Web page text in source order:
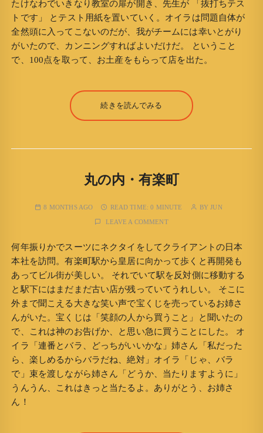
たけなわでいきなり教室の扉が開き、先生が 「抜打ちテス
トです」 とテスト用紙を置いていく。オイラは問題自体が
全然頭に入ってこないのだが、我がチームには幸いとがり
がいたので、カンニングすればよいだけだ。 ということ
で、100点を取って、お土産をもらって店を出た。
続きを読んでみる
丸の内・有楽町
8 MONTHS AGO READ TIME:0 MINUTE BYJUN
LEAVE A COMMENT
何年振りかでスーツにネクタイをしてクライアントの日本
本社を訪問。有楽町駅から皇居に向かって歩くと再開発も
あってビル街が美しい。 それでいて駅を反対側に移動する
と駅下にはまだまだ古い店が残っていてうれしい。 そこに
外まで聞こえる大きな笑い声で宝くじを売っているお姉さ
んがいた。宝くじは「笑顔の人から買うこと」と聞いたの
で、これは神のお告げか、と思い急に買うことにした。 オ
イラ「連番とバラ、どっちがいいかな」姉さん「私だった
ら、楽しめるからバラだね、絶対」オイラ「じゃ、バラ
で」束を渡しながら姉さん「どうか、当たりますように」
うんうん、これはきっと当たるよ。ありがとう、お姉さ
ん！